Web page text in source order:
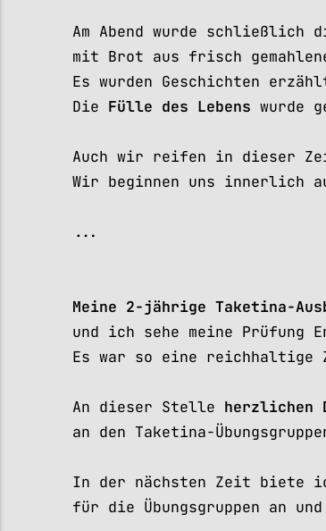
Am Abend wurde schließlich
mit Brot aus frisch
Es wurden Geschichten
Die Fülle des Lebens wurde
Auch wir reifen in dieser
Wir beginnen uns innerlich
...
Meine 2-jährige Taketina-
und ich sehe meine Prüfung
Es war so eine reichhaltige
An dieser Stelle herzlichen
an den Taketina-
In der nächsten Zeit biete
für die Übungsgruppen an